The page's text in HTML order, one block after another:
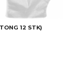
12 STK)